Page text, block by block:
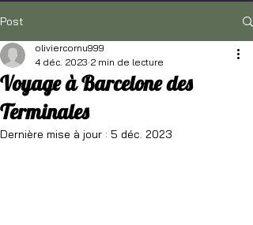
Post
Voyage à Barcelone des
Terminales
oliviercornu999
4 déc. 2023 2 min de lecture
Dernière mise à jour : 5 déc. 2023